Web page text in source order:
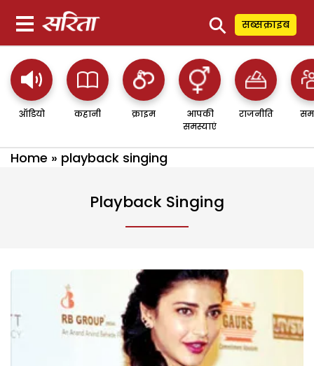
⚲ सब्सक्राइब
ऑडियो कहानी क्राइम
आपकी
समस्याएं
राजनीति
Home » playback singing
Playback Singing